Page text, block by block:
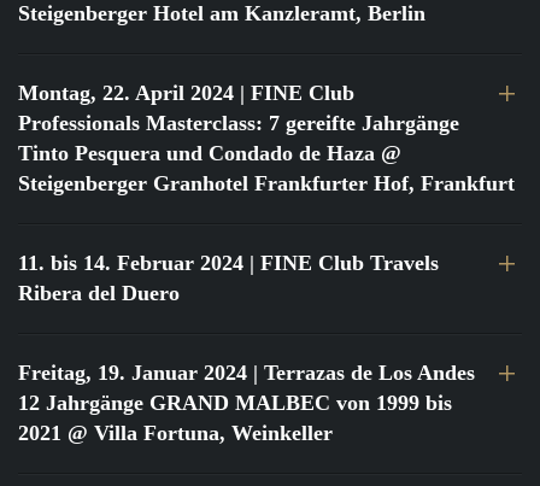
Steigenberger Hotel am Kanzleramt, Berlin
Montag, 22. April 2024 | FINE Club
Professionals Masterclass: 7 gereifte Jahrgänge
Tinto Pesquera und Condado de Haza @
Steigenberger Granhotel Frankfurter Hof, Frankfurt
11. bis 14. Februar 2024 | FINE Club Travels
Ribera del Duero
Freitag, 19. Januar 2024 | Terrazas de Los Andes
12 Jahrgänge GRAND MALBEC von 1999 bis
2021 @ Villa Fortuna, Weinkeller